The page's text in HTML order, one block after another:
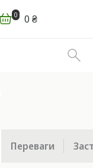
0 0 ₴
Переваги